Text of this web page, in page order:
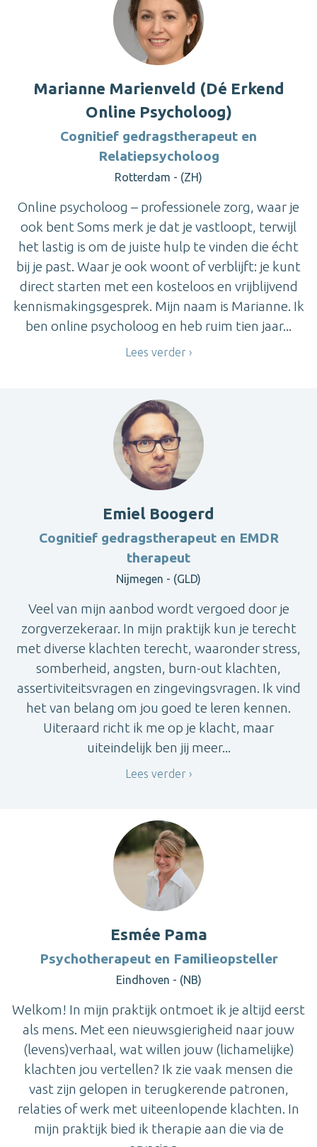
Marianne Marienveld (Dé Erkend
Online Psycholoog)
Cognitief gedragstherapeut en
Relatiepsycholoog
Rotterdam - (ZH)
Online psycholoog – professionele zorg, waar je
ook bent Soms merk je dat je vastloopt, terwijl
het lastig is om de juiste hulp te vinden die écht
bij je past. Waar je ook woont of verblijft: je kunt
direct starten met een kosteloos en vrijblijvend
kennismakingsgesprek. Mijn naam is Marianne. Ik
ben online psycholoog en heb ruim tien jaar...
Lees verder
Emiel Boogerd
Cognitief gedragstherapeut en EMDR
therapeut
Nijmegen - (GLD)
Veel van mijn aanbod wordt vergoed door je
zorgverzekeraar. In mijn praktijk kun je terecht
met diverse klachten terecht, waaronder stress,
somberheid, angsten, burn-out klachten,
assertiviteitsvragen en zingevingsvragen. Ik vind
het van belang om jou goed te leren kennen.
Uiteraard richt ik me op je klacht, maar
uiteindelijk ben jij meer...
Lees verder
Esmée Pama
Psychotherapeut en Familieopsteller
Eindhoven - (NB)
Welkom! In mijn praktijk ontmoet ik je altijd eerst
als mens. Met een nieuwsgierigheid naar jouw
(levens)verhaal, wat willen jouw (lichamelijke)
klachten jou vertellen? Ik zie vaak mensen die
vast zijn gelopen in terugkerende patronen,
relaties of werk met uiteenlopende klachten. In
mijn praktijk bied ik therapie aan die via de